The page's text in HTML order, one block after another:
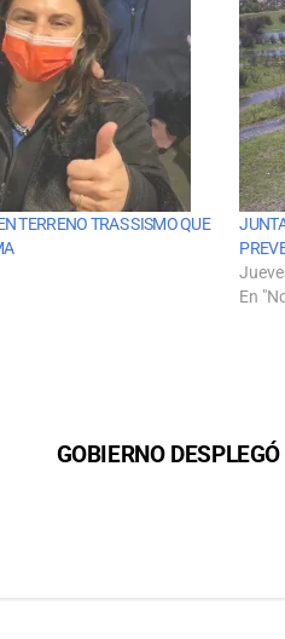
TERRENO TRAS SISMO QUE
En
GOBIERNO